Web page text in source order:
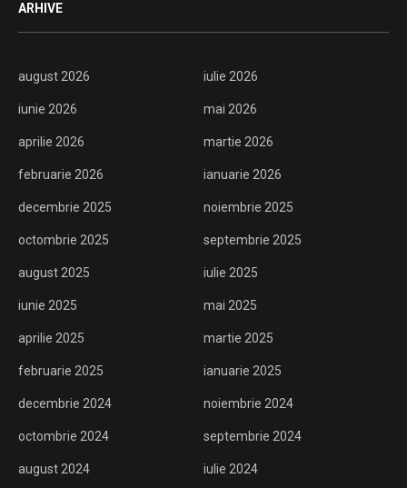
ARHIVE
august 2026 iulie 2026
iunie 2026 mai 2026
aprilie 2026 martie 2026
februarie 2026 ianuarie 2026
decembrie 2025 noiembrie 2025
octombrie 2025 septembrie 2025
august 2025 iulie 2025
iunie 2025 mai 2025
aprilie 2025 martie 2025
februarie 2025 ianuarie 2025
decembrie 2024 noiembrie 2024
octombrie 2024 septembrie 2024
august 2024 iulie 2024